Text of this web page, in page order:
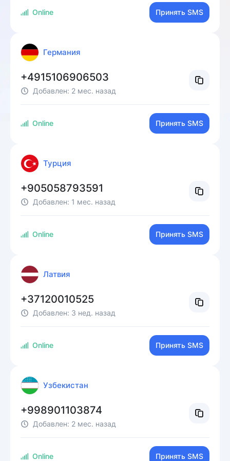
Online Принять SMS
Германия
+4915106906503
Добавлен: 2 мес. назад
Online Принять SMS
Турция
+905058793591
Добавлен: 1 мес. назад
Online Принять SMS
Латвия
+37120010525
Добавлен: 3 нед. назад
Online Принять SMS
Узбекистан
+998901103874
Добавлен: 2 мес. назад
Online Принять SMS